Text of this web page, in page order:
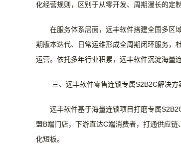
化经营规则，区别于从零开发、周期漫长的定
在服务体系层面，远丰软件搭建全国多区
期版本迭代、日常运维形成全周期闭环服务，
运营。依托多年行业积累，远丰软件沉淀海量
三、远丰软件零售连锁专属S2B2C解决方
远丰软件基于海量连锁项目打磨专属
盟B端门店，下游直达C端消费者，打通供应
化短板。